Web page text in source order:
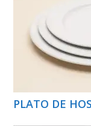
PLATO DE